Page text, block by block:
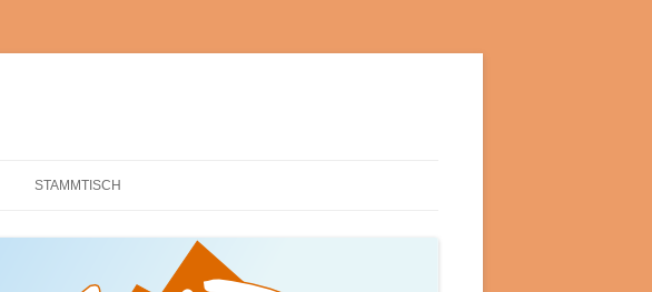
STAMMTISCH